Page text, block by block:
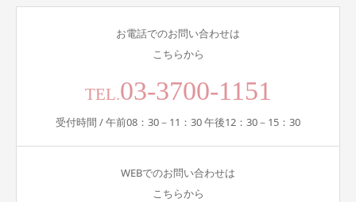
お電話でのお問い合わせは
こちらから
TEL.03-3700-1151
受付時間 / 午前08：30－11：30 午後12：30－15：30
WEBでのお問い合わせは
こちらから